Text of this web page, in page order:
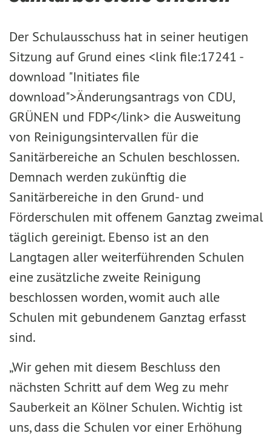
Der Schulausschuss hat in seiner heutigen
Sitzung auf Grund eines <link file:17241 -
download "Initiates file
download">Änderungsantrags von CDU,
GRÜNEN und FDP</link> die Ausweitung
von Reinigungsintervallen für die
Sanitärbereiche an Schulen beschlossen.
Demnach werden zukünftig die
Sanitärbereiche in den Grund- und
Förderschulen mit offenem Ganztag zweimal
täglich gereinigt. Ebenso ist an den
Langtagen aller weiterführenden Schulen
eine zusätzliche zweite Reinigung
beschlossen worden, womit auch alle
Schulen mit gebundenem Ganztag erfasst
sind.
„Wir gehen mit diesem Beschluss den
nächsten Schritt auf dem Weg zu mehr
Sauberkeit an Kölner Schulen. Wichtig ist
uns, dass die Schulen vor einer Erhöhung